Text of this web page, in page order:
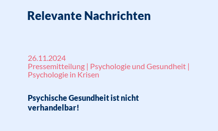
Relevante Nachrichten
26.11.2024
Pressemitteilung | Psychologie und Gesundheit |
Psychologie in Krisen
Psychische Gesundheit ist nicht
verhandelbar!